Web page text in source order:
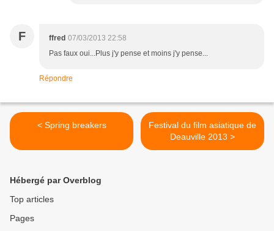
F ffred 07/03/2013 22:58
Pas faux oui...Plus j'y pense et moins j'y pense...
Répondre
< Spring breakers
Festival du film asiatique de
Deauville 2013 >
Hébergé par Overblog
Top articles
Pages